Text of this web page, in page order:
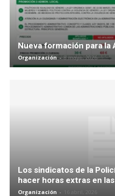
Nueva formación para
Organización - 8 mayo, 2026
Los sindicatos de la
hacer horas extras en
Organización - 16 abril, 2026